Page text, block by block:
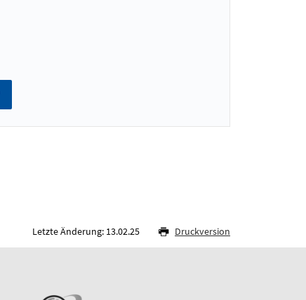
Letzte Änderung: 13.02.25 Druckversion